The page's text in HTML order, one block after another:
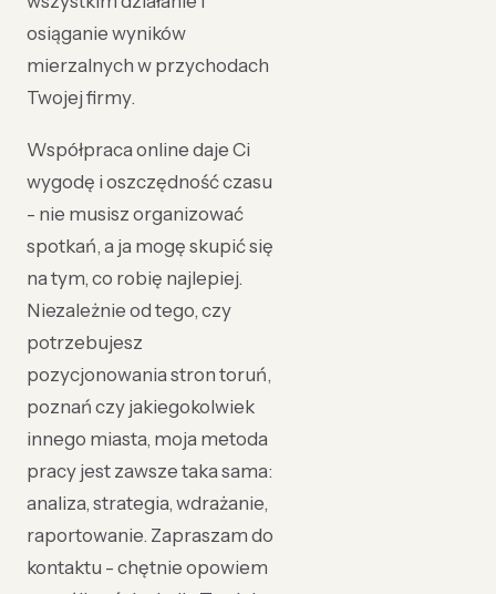
osiąganie wyników
mierzalnych w przychodach
Twojej firmy.
Współpraca online daje Ci
wygodę i oszczędność czasu
- nie musisz organizować
spotkań, a ja mogę skupić się
na tym, co robię najlepiej.
Niezależnie od tego, czy
potrzebujesz
pozycjonowania stron toruń,
poznań czy jakiegokolwiek
innego miasta, moja metoda
pracy jest zawsze taka sama:
analiza, strategia, wdrażanie,
raportowanie. Zapraszam do
kontaktu - chętnie opowiem